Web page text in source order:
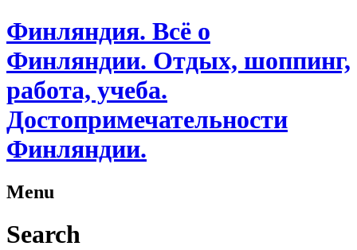
Финляндия. Всё о
Финляндии. Отдых, шоппинг,
работа, учеба.
Достопримечательности
Финляндии.
Menu
Search